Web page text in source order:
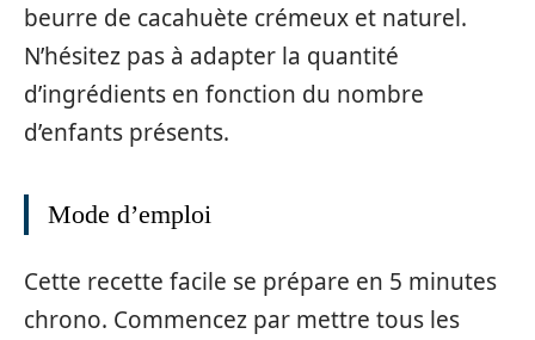
beurre de cacahuète crémeux et naturel.
N’hésitez pas à adapter la quantité
d’ingrédients en fonction du nombre
d’enfants présents.
Mode d’emploi
Cette recette facile se prépare en 5 minutes
chrono. Commencez par mettre tous les